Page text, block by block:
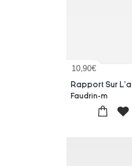
10,90€
Faudrin-m